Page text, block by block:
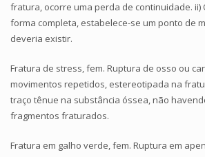
fratura, ocorre uma perda de continuidade. ii)
forma completa, estabelece-se um ponto de
deveria existir.
Fratura de stress, fem. Ruptura de osso ou
movimentos repetidos, estereotipada na
traço tênue na substância óssea, não
fragmentos fraturados.
Fratura em galho verde, fem. Ruptura em